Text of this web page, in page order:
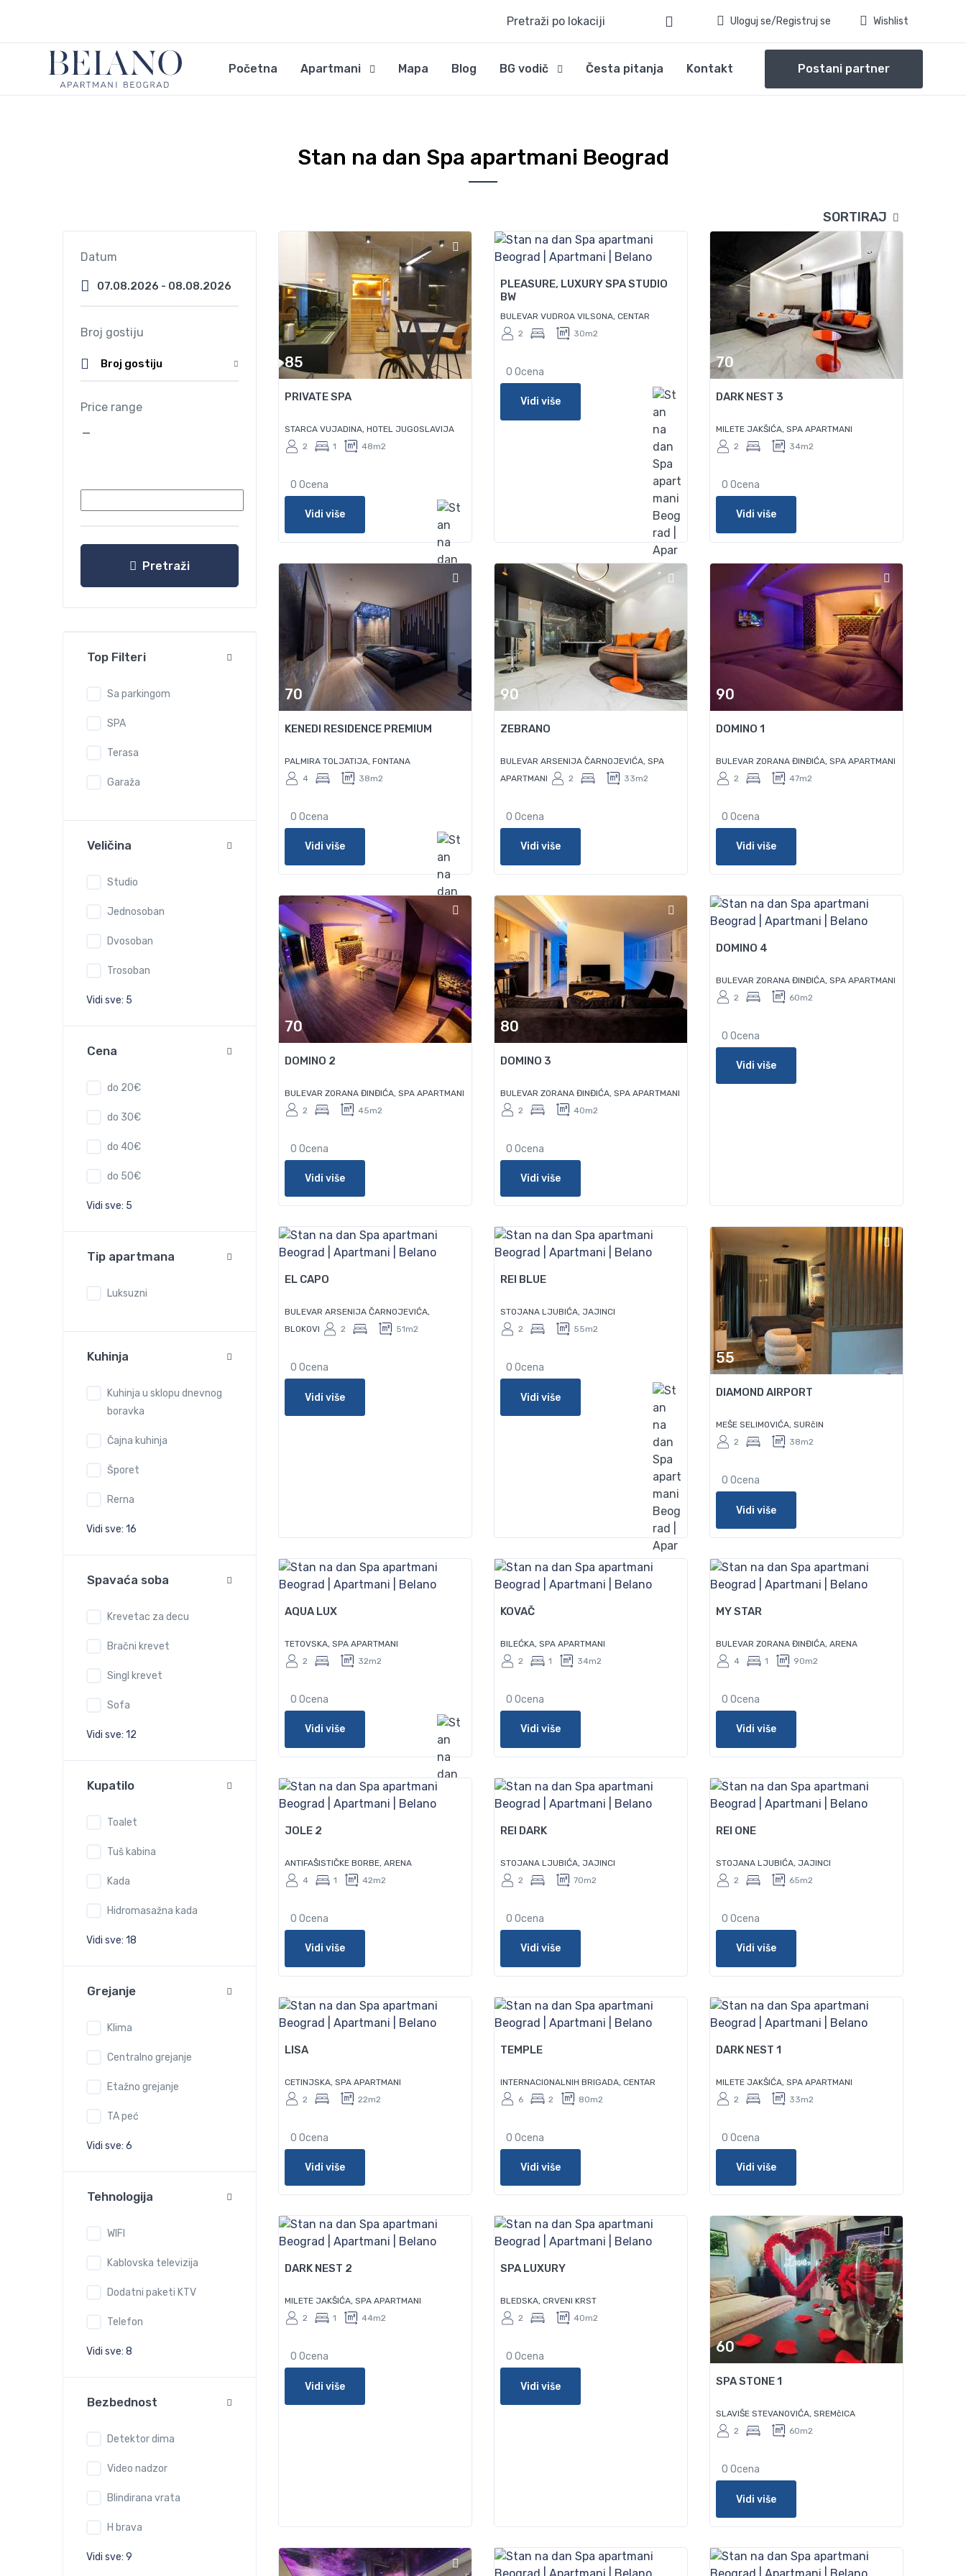
Pretraži po lokaciji Uloguj se/Registruj se Wishlist
Početna Apartmani Mapa Blog BG vodič Česta pitanja Kontakt Postani partner
Stan na dan Spa apartmani Beograd
SORTIRAJ
Datum
Broj gostiju
Broj gostiju
Price range
—
Pretraži
Top Filteri
Sa parkingom
SPA
Terasa
Garaža
Veličina
Studio
Jednosoban
Dvosoban
Trosoban
Vidi sve: 5
Cena
do 20€
do 30€
do 40€
do 50€
Vidi sve: 5
Tip apartmana
Luksuzni
Kuhinja
Kuhinja u sklopu dnevnog
boravka
Čajna kuhinja
Šporet
Rerna
Vidi sve: 16
Spavaća soba
Krevetac za decu
Bračni krevet
Singl krevet
Sofa
Vidi sve: 12
Kupatilo
Toalet
Tuš kabina
Kada
Hidromasažna kada
Vidi sve: 18
Grejanje
Klima
Centralno grejanje
Etažno grejanje
TA peć
Vidi sve: 6
Tehnologija
WIFI
Kablovska televizija
Dodatni paketi KTV
Telefon
Vidi sve: 8
Bezbednost
Detektor dima
Video nadzor
Blindirana vrata
H brava
Vidi sve: 9
85
PRIVATE SPA
STARCA VUJADINA, HOTEL JUGOSLAVIJA
2
1 48m2
0 Ocena
Vidi više
90
PLEASURE, LUXURY SPA STUDIO
BW
BULEVAR VUDROA VILSONA, CENTAR
2
30m2
0 Ocena
Vidi više
70
DARK NEST 3
MILETE JAKŠIĆA, SPA APARTMANI
2
34m2
0 Ocena
Vidi više
70
KENEDI RESIDENCE PREMIUM
PALMIRA TOLJATIJA, FONTANA
4
38m2
0 Ocena
Vidi više
90
ZEBRANO
BULEVAR ARSENIJA ČARNOJEVIĆA, SPA
APARTMANI
2 33m2
0 Ocena
Vidi više
90
DOMINO 1
BULEVAR ZORANA ĐINĐIĆA, SPA APARTMANI
2
47m2
0 Ocena
Vidi više
70
DOMINO 2
BULEVAR ZORANA ĐINĐIĆA, SPA APARTMANI
2
45m2
0 Ocena
Vidi više
80
DOMINO 3
BULEVAR ZORANA ĐINĐIĆA, SPA APARTMANI
2
40m2
0 Ocena
Vidi više
80
DOMINO 4
BULEVAR ZORANA ĐINĐIĆA, SPA APARTMANI
2
60m2
0 Ocena
Vidi više
150
EL CAPO
BULEVAR ARSENIJA ČARNOJEVIĆA,
BLOKOVI
2 51m2
0 Ocena
Vidi više
65
REI BLUE
STOJANA LJUBIĆA, JAJINCI
2
55m2
0 Ocena
Vidi više
55
DIAMOND AIRPORT
MEŠE SELIMOVIĆA, SURčIN
2
38m2
0 Ocena
Vidi više
70
AQUA LUX
TETOVSKA, SPA APARTMANI
2
32m2
0 Ocena
Vidi više
70
KOVAČ
BILEĆKA, SPA APARTMANI
2
1 34m2
0 Ocena
Vidi više
100
MY STAR
BULEVAR ZORANA ĐINĐIĆA, ARENA
4
1 90m2
0 Ocena
Vidi više
60
JOLE 2
ANTIFAŠISTIČKE BORBE, ARENA
4
1 42m2
0 Ocena
Vidi više
79
REI DARK
STOJANA LJUBIĆA, JAJINCI
2
70m2
0 Ocena
Vidi više
95
REI ONE
STOJANA LJUBIĆA, JAJINCI
2
65m2
0 Ocena
Vidi više
60
LISA
CETINJSKA, SPA APARTMANI
2
22m2
0 Ocena
Vidi više
100
TEMPLE
INTERNACIONALNIH BRIGADA, CENTAR
6
2 80m2
0 Ocena
Vidi više
70
DARK NEST 1
MILETE JAKŠIĆA, SPA APARTMANI
2
33m2
0 Ocena
Vidi više
75
DARK NEST 2
MILETE JAKŠIĆA, SPA APARTMANI
2
1 44m2
0 Ocena
Vidi više
70
SPA LUXURY
BLEDSKA, CRVENI KRST
2
40m2
0 Ocena
Vidi više
60
SPA STONE 1
SLAVIŠE STEVANOVIĆA, SREMčICA
2
60m2
0 Ocena
Vidi više
100 50